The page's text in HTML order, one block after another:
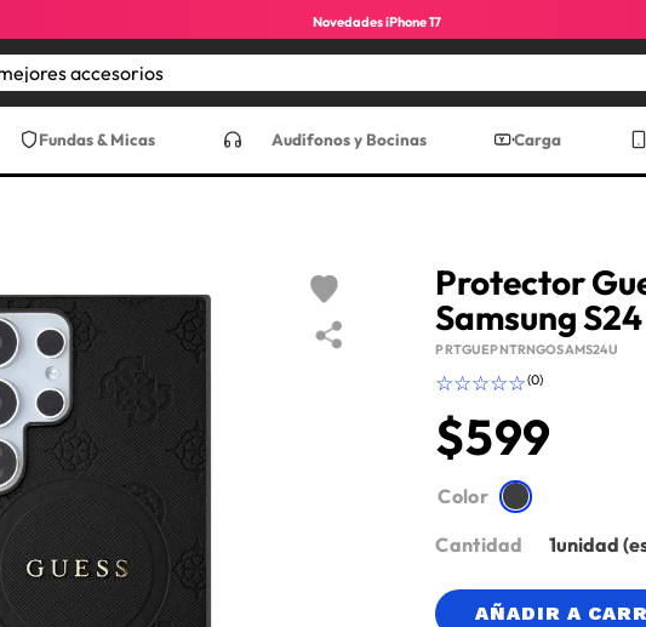
Novedades iPhone 17
Fundas & Micas Audífonos y Bocinas Carga
Protector
Samsung
PRTGUEPNTRNGOSAMS24U
☆☆☆☆☆(0)
$599
Color
Cantidad
1
AÑADIR A
17 pro max
max
17 pro
iphone 17
iphone 17 pro max
15